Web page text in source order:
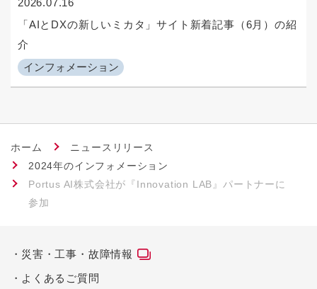
2026.07.16
インフォメーション
「AIとDXの新しいミカタ」サイト新着記事（6月）の紹
介
ホーム
ニュースリリース
2024年のインフォメーション
Portus AI株式会社が『Innovation LAB』パートナーに
参加
災害・工事・故障情報
よくあるご質問